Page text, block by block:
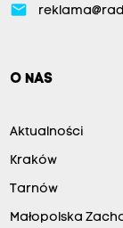
email
O NAS
Aktualności
Kraków
Tarnów
Małopolska